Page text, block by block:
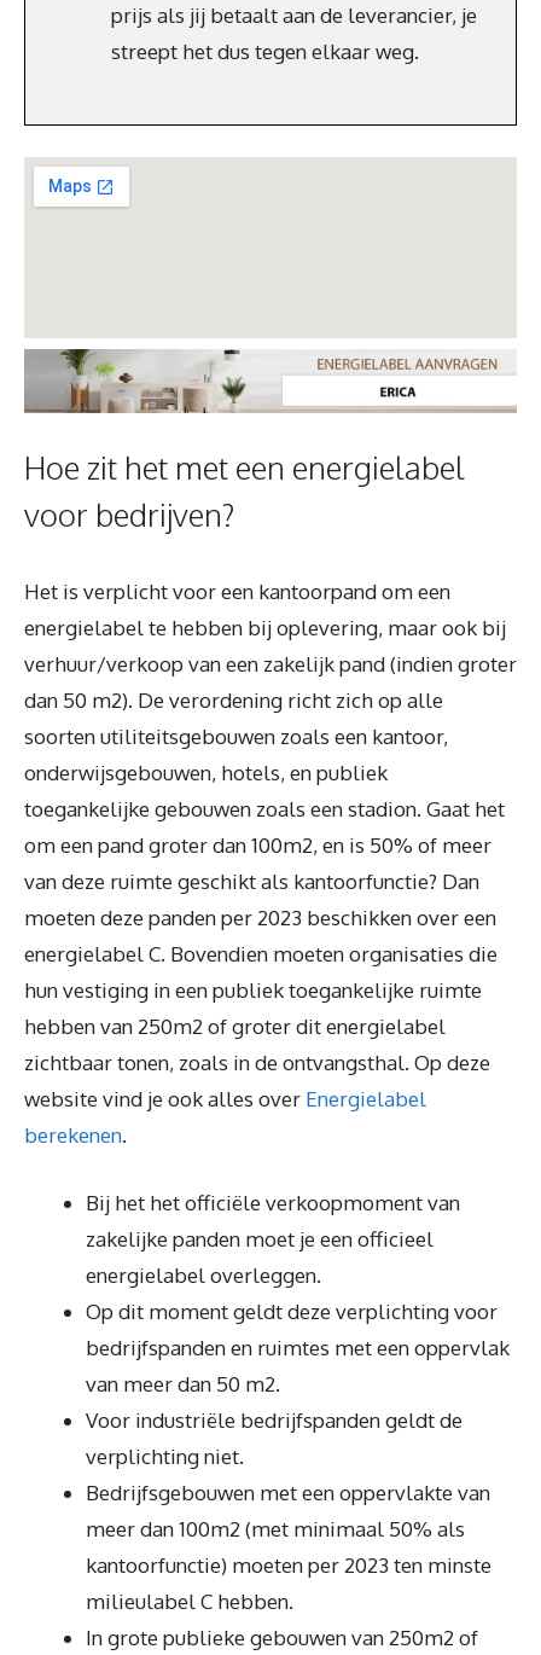
prijs als jij betaalt aan de leverancier, je
streept het dus tegen elkaar weg.
Hoe zit het met een energielabel
voor bedrijven?
Het is verplicht voor een kantoorpand om een
energielabel te hebben bij oplevering, maar ook bij
verhuur/verkoop van een zakelijk pand (indien groter
dan 50 m2). De verordening richt zich op alle
soorten utiliteitsgebouwen zoals een kantoor,
onderwijsgebouwen, hotels, en publiek
toegankelijke gebouwen zoals een stadion. Gaat het
om een pand groter dan 100m2, en is 50% of meer
van deze ruimte geschikt als kantoorfunctie? Dan
moeten deze panden per 2023 beschikken over een
energielabel C. Bovendien moeten organisaties die
hun vestiging in een publiek toegankelijke ruimte
hebben van 250m2 of groter dit energielabel
zichtbaar tonen, zoals in de ontvangsthal. Op deze
website vind je ook alles over Energielabel
berekenen.
Bij het het officiële verkoopmoment van
zakelijke panden moet je een officieel
energielabel overleggen.
Op dit moment geldt deze verplichting voor
bedrijfspanden en ruimtes met een oppervlak
van meer dan 50 m2.
Voor industriële bedrijfspanden geldt de
verplichting niet.
Bedrijfsgebouwen met een oppervlakte van
meer dan 100m2 (met minimaal 50% als
kantoorfunctie) moeten per 2023 ten minste
milieulabel C hebben.
In grote publieke gebouwen van 250m2 of